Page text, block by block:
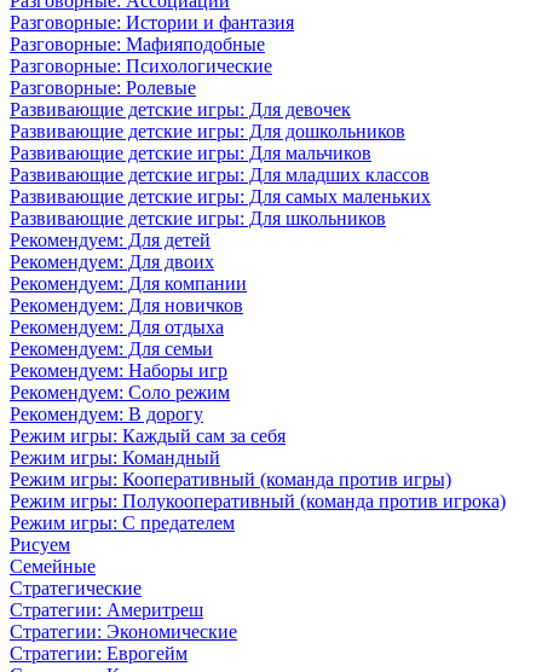
Разговорные: Истории и фантазия
Разговорные: Мафияподобные
Разговорные: Психологические
Разговорные: Ролевые
Развивающие детские игры: Для девочек
Развивающие детские игры: Для дошкольников
Развивающие детские игры: Для мальчиков
Развивающие детские игры: Для младших классов
Развивающие детские игры: Для самых маленьких
Развивающие детские игры: Для школьников
Рекомендуем: Для детей
Рекомендуем: Для двоих
Рекомендуем: Для компании
Рекомендуем: Для новичков
Рекомендуем: Для отдыха
Рекомендуем: Для семьи
Рекомендуем: Наборы игр
Рекомендуем: Соло режим
Рекомендуем: В дорогу
Режим игры: Каждый сам за себя
Режим игры: Командный
Режим игры: Кооперативный (команда против игры)
Режим игры: Полукооперативный (команда против игрока)
Режим игры: С предателем
Рисуем
Семейные
Стратегические
Стратегии: Америтреш
Стратегии: Экономические
Стратегии: Еврогейм